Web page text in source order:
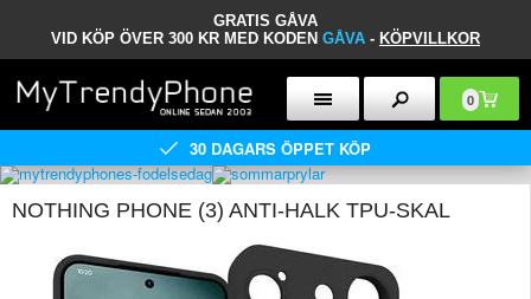
GRATIS GÅVA
VID KÖP ÖVER 300 KR MED KODEN GÅVA - KÖPVILLKOR
0
30 DAGARS ÖPPET KÖP
NOTHING PHONE (3) ANTI-HALK TPU-SKAL